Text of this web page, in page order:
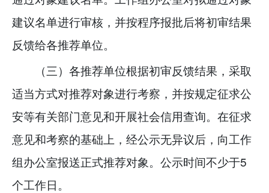
建议名单进行审核，并按程序报批后将初审结果
反馈给各推荐单位。
（三）各推荐单位根据初审反馈结果，采取
适当方式对推荐对象进行考察，并按规定征求公
安等有关部门意见和开展社会信用查询。在征求
意见和考察的基础上，经公示无异议后，向工作
组办公室报送正式推荐对象。公示时间不少于5
个工作日。